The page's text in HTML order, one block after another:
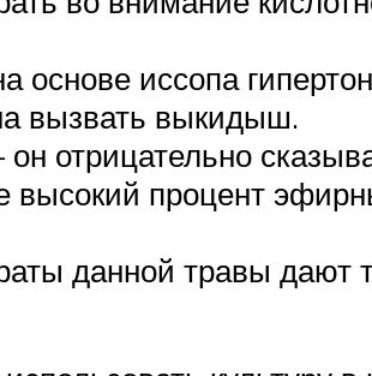
основе иссопа
вызвать выкидыш.
отрицательно
высокий процент
данной травы дают